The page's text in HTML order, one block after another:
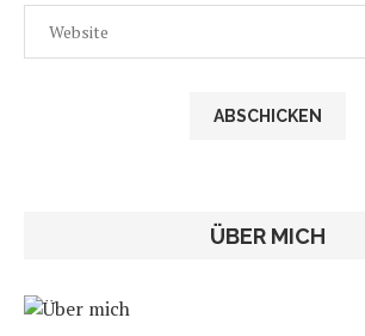
ÜBER MICH